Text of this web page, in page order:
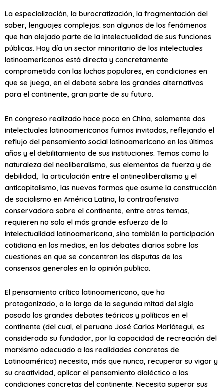
La especialización, la burocratización, la fragmentación del
saber, lenguajes complejos: son algunos de los fenómenos
que han alejado parte de la intelectualidad de sus funciones
públicas. Hoy día un sector minoritario de los intelectuales
latinoamericanos está directa y concretamente
comprometido con las luchas populares, en condiciones en
que se juega, en el debate sobre las grandes alternativas
para el continente, gran parte de su futuro.
En congreso realizado hace poco en China, solamente dos
intelectuales latinoamericanos fuimos invitados, reflejando el
reflujo del pensamiento social latinoamericano en los últimos
años y el debilitamiento de sus instituciones. Temas como la
naturaleza del neoliberalismo, sus elementos de fuerza y de
debilidad, la articulación entre el antineoliberalismo y el
anticapitalismo, las nuevas formas que asume la construcción
de socialismo en América Latina, la contraofensiva
conservadora sobre el continente, entre otros temas,
requieren no solo el más grande esfuerzo de la
intelectualidad latinoamericana, sino también la participación
cotidiana en los medios, en los debates diarios sobre las
cuestiones en que se concentran las disputas de los
consensos generales en la opinión publica.
El pensamiento crítico latinoamericano, que ha
protagonizado, a lo largo de la segunda mitad del siglo
pasado los grandes debates teóricos y políticos en el
continente (del cual, el peruano José Carlos Mariátegui, es
considerado su fundador, por la capacidad de recreación del
marxismo adecuado a las realidades concretas de
Latinoamérica) necesita, más que nunca, recuperar su vigor y
su creatividad, aplicar el pensamiento dialéctico a las
condiciones concretas del continente. Necesita superar sus